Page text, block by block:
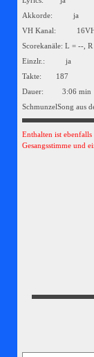
▼
Akkorde: ja
VH Kanal:
Scorekanäle: L = --, R
Einzlr.: ja
Takte: 187
Dauer: 3:06 min
SchmunzelSong aus
Enthalten ist
Gesangsstimme und